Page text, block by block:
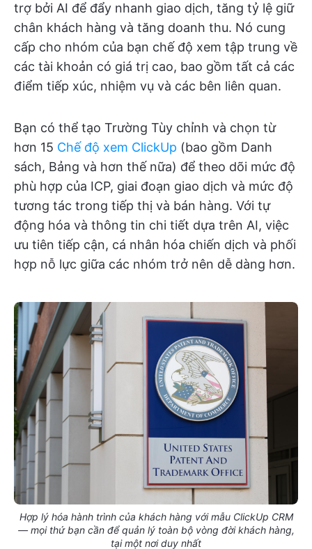
trợ bởi AI để đẩy nhanh giao dịch, tăng tỷ lệ giữ
chân khách hàng và tăng doanh thu. Nó cung
cấp cho nhóm của bạn chế độ xem tập trung về
các tài khoản có giá trị cao, bao gồm tất cả các
điểm tiếp xúc, nhiệm vụ và các bên liên quan.
Bạn có thể tạo Trường Tùy chỉnh và chọn từ
hơn 15 Chế độ xem ClickUp (bao gồm Danh
sách, Bảng và hơn thế nữa) để theo dõi mức độ
phù hợp của ICP, giai đoạn giao dịch và mức độ
tương tác trong tiếp thị và bán hàng. Với tự
động hóa và thông tin chi tiết dựa trên AI, việc
ưu tiên tiếp cận, cá nhân hóa chiến dịch và phối
hợp nỗ lực giữa các nhóm trở nên dễ dàng hơn.
Hợp lý hóa hành trình của khách hàng với mẫu ClickUp CRM
— mọi thứ bạn cần để quản lý toàn bộ vòng đời khách hàng,
tại một nơi duy nhất